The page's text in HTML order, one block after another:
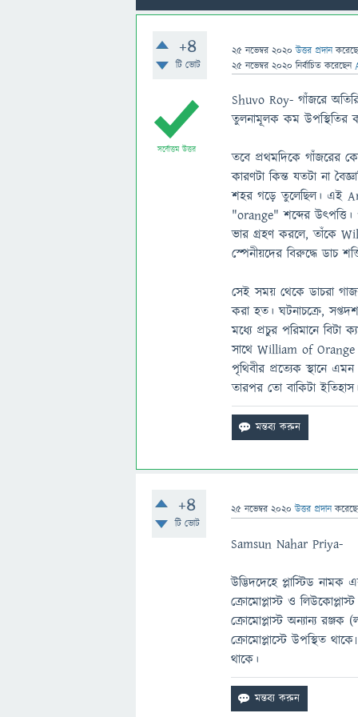
+4
টি ভোট
25 নভেম্বর 2020 উত্তর প্রদান
25 নভেম্বর 2020 নির্বাচিত করেছেন
সর্বোত্তম উত্তর
Shuvo Roy- গাঁজরে
তুলনামূলক কম উপস্থিতির
তবে প্রথমদিকে গাঁজরের
কারণটা কিন্ত যতটা না
শহর গড়ে তুলেছিল। এই
"orange" শব্দের
ভার গ্রহণ করলে, তাঁকে
স্পেনীয়দের বিরুদ্ধে ডাচ
সেই সময় থেকে ডাচরা
করা হত। ঘটনাচক্রে,
মধ্যে প্রচুর পরিমানে
সাথে William of Orange
পৃথিবীর প্রত্যেক স্থানে
তারপর তো বাকিটা
+4
টি ভোট
25 নভেম্বর 2020 উত্তর প্রদান
Samsun Nahar Priya-
উদ্ভিদদেহে প্লাস্টিড নামক
ক্রোমোপ্লাস্ট ও
ক্রোমোপ্লাস্ট অন্যান্য
ক্রোমোপ্লাস্টে উপস্থিত
থাকে।